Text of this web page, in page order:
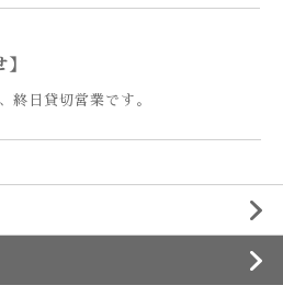
終日貸切営業です。